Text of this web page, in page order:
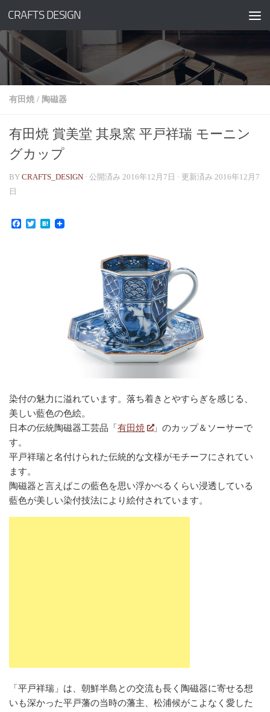
コンテンツへスキップ
CRAFTS DESIGN
有田焼 / 陶磁器
有田焼 賞美堂 其泉窯 平戸祥瑞 モーニン
グカップ
BY CRAFTS_DESIGN · 公開済み 2016年12月7日 · 更新済み 2016年12月7
日
Facebook
TwitterHatena
染付の魅力に溢れています。落ち着きとやすらぎを感じる、
美しい藍色の色絵。
日本の伝統陶磁器工芸品「 有田焼
」のカップ＆ソーサーで
す。
平戸祥瑞と名付けられた伝統的な文様がモチーフにされてい
ます。
陶磁器と言えばこの藍色を思い浮かべるくらい浸透している
藍色が美しい染付技法により絵付されています。
「平戸祥瑞」は、朝鮮半島との交流も長く陶磁器に寄せる想
いも深かった平戸藩の当時の藩主、松浦候がこよなく愛した